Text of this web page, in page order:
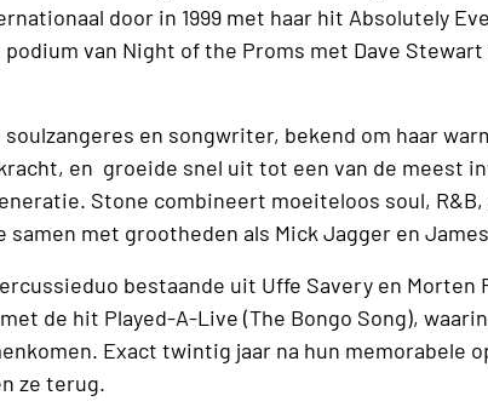
door in 1999 met haar hit Absolutely
van Night of the Proms met Dave
en songwriter, bekend om haar
en groeide snel uit tot een van de meest
Stone combineert moeiteloos soul, R&B,
met grootheden als Mick Jagger en
bestaande uit Uffe Savery en Morten
de hit Played-A-Live (The Bongo Song),
Exact twintig jaar na hun memorabele
ze terug.